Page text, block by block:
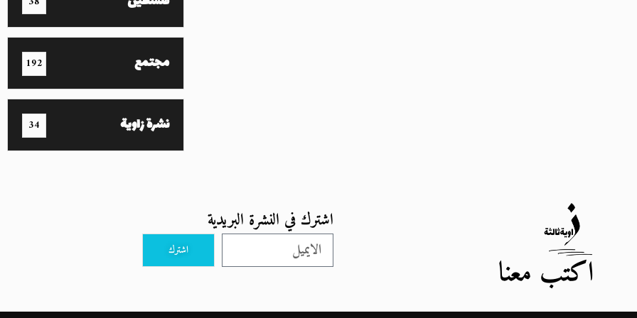
مجتمع 192
نشرة زاوية 34
اكتب معنا
اشترك في النشرة البريدية
اشترك